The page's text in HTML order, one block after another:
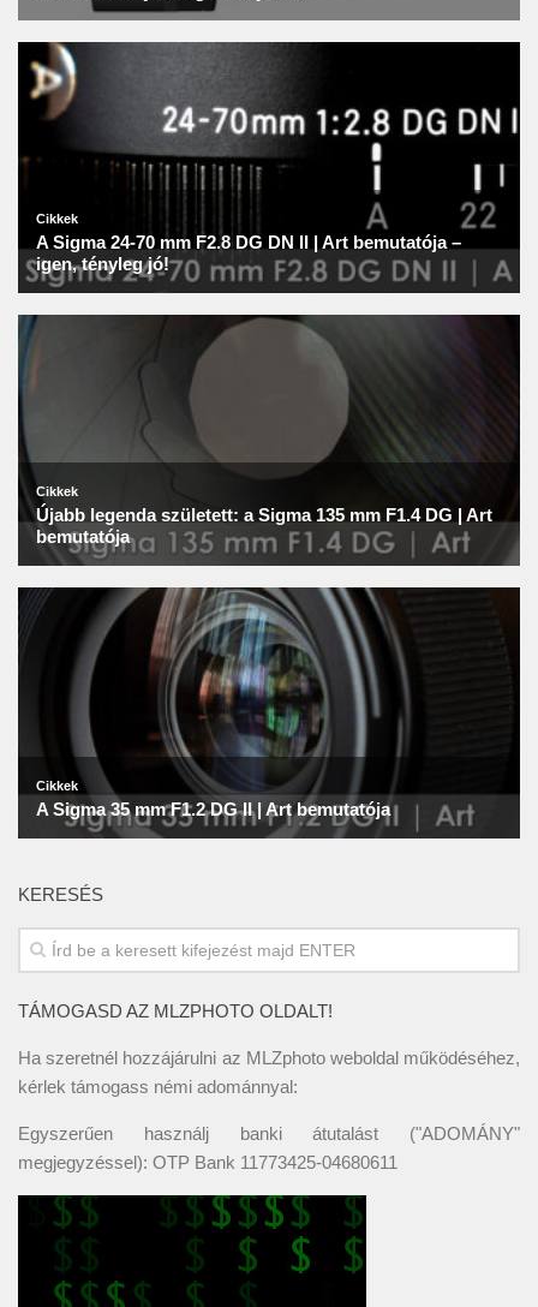
KERESÉS
TÁMOGASD AZ MLZPHOTO OLDALT!
Ha szeretnél hozzájárulni az MLZphoto weboldal működéséhez,
kérlek támogass némi adománnyal:
Egyszerűen használj banki átutalást ("ADOMÁNY"
megjegyzéssel): OTP Bank 11773425-04680611